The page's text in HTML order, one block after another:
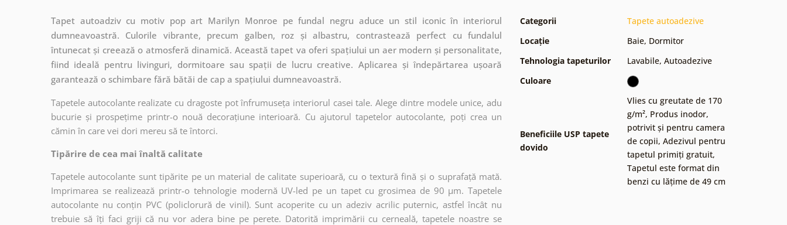
Tapet autoadziv cu motiv pop art Marilyn Monroe pe fundal negru aduce un stil iconic în interiorul
dumneavoastră. Culorile vibrante, precum galben, roz și albastru, contrastează perfect cu fundalul
întunecat și creează o atmosferă dinamică. Această tapet va oferi spațiului un aer modern și personalitate,
fiind ideală pentru livinguri, dormitoare sau spații de lucru creative. Aplicarea și îndepărtarea ușoară
garantează o schimbare fără bătăi de cap a spațiului dumneavoastră.
Tapetele autocolante realizate cu dragoste pot înfrumuseța interiorul casei tale. Alege dintre modele unice, adu
bucurie și prospețime printr-o nouă decorațiune interioară. Cu ajutorul tapetelor autocolante, poți crea un
cămin în care vei dori mereu să te întorci.
Tipărire de cea mai înaltă calitate
Tapetele autocolante sunt tipărite pe un material de calitate superioară, cu o textură fină și o suprafață mată.
Imprimarea se realizează printr-o tehnologie modernă UV-led pe un tapet cu grosimea de 90 µm. Tapetele
autocolante nu conțin PVC (policlorură de vinil). Sunt acoperite cu un adeziv acrilic puternic, astfel încât nu
trebuie să îți faci griji că nu vor adera bine pe perete. Datorită imprimării cu cerneală, tapetele noastre se
Categorii
Tapete autoadezive
Locație
Baie, Dormitor
Tehnologia tapeturilor
Lavabile, Autoadezive
Culoare
Beneficiile USP tapete
dovido
Vlies cu greutate de 170
g/m², Produs inodor,
potrivit și pentru camera
de copii, Adezivul pentru
tapetul primiți gratuit,
Tapetul este format din
benzi cu lățime de 49 cm